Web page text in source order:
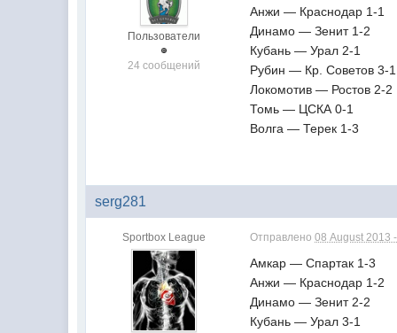
Пользователи
24 сообщений
Анжи — Краснодар 1-1
Динамо — Зенит 1-2
Кубань — Урал 2-1
Рубин — Кр. Советов 3-1
Локомотив — Ростов 2-2
Томь — ЦСКА 0-1
Волга — Терек 1-3
serg281
Sportbox League Отправлено08 August 2013
Амкар — Спартак 1-3
Анжи — Краснодар 1-2
Динамо — Зенит 2-2
Кубань — Урал 3-1